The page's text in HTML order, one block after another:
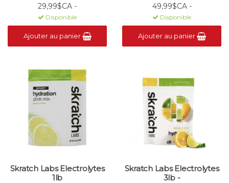
29,99$CA -
Disponible
Ajouter au panier
49,99$CA -
Disponible
Ajouter au panier
Skratch Labs Electrolytes
1lb
Skratch Labs Electrolytes
3lb -